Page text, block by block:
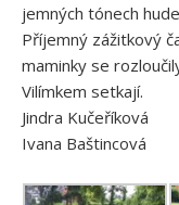
jemných tónech
Příjemný zážitkový
maminky se
Vilímkem setkají.
Jindra Kučeříková
Ivana Baštincová